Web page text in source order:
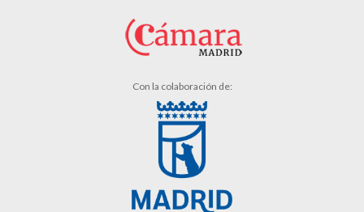
Con la colaboración de: